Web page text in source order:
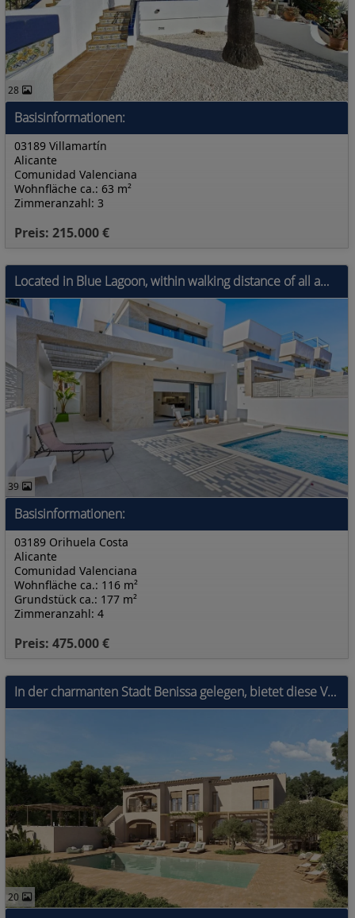
28
Basisinformationen:
03189 Villamartín
Alicante
Comunidad Valenciana
Preis: 215.000 €
Wohnfläche ca.: 63 m²
Zimmeranzahl: 3
Located in Blue Lagoon, within walking distance of all amenities, is this beautiful villa, originally a show house for the project. This is immediat
39
Basisinformationen:
03189 Orihuela Costa
Alicante
Comunidad Valenciana
Preis: 475.000 €
Wohnfläche ca.: 116 m²
Grundstück ca.: 177 m²
Zimmeranzahl: 4
In der charmanten Stadt Benissa gelegen, bietet diese Villa ein einzigartiges Wohnerlebnis mit Meerblick. Die Immobilie befindet sich nur 1 km vom Me
20